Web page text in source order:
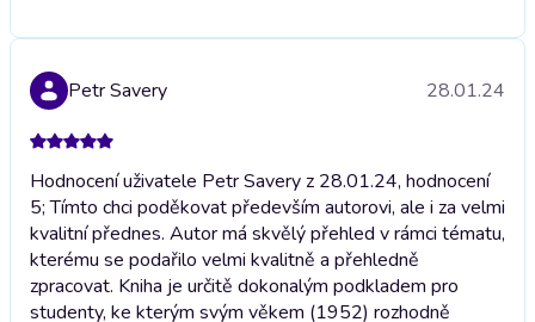
Petr Savery 28.01.24
Hodnocení uživatele Petr Savery z 28.01.24, hodnocení
5; Tímto chci poděkovat především autorovi, ale i za velmi
kvalitní přednes. Autor má skvělý přehled v rámci tématu,
kterému se podařilo velmi kvalitně a přehledně
zpracovat. Kniha je určitě dokonalým podkladem pro
studenty, ke kterým svým věkem (1952) rozhodně